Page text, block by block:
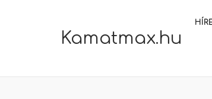
Kamatmax.hu